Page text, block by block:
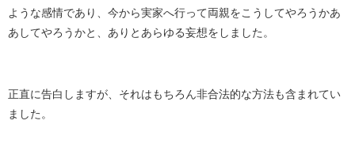
ような感情であり、今から実家へ行って両親をこうしてやろうかあ
あしてやろうかと、ありとあらゆる妄想をしました。
正直に告白しますが、それはもちろん非合法的な方法も含まれてい
ました。